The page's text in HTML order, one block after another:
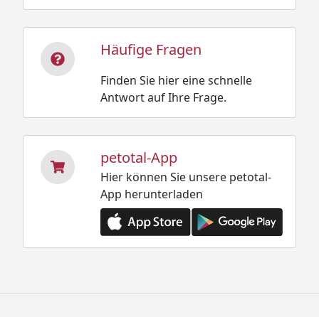
Häufige Fragen
Finden Sie hier eine schnelle
Antwort auf Ihre Frage.
petotal-App
Hier können Sie unsere petotal-
App herunterladen